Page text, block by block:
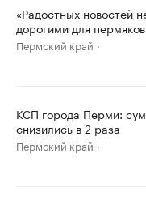
«Радостных новостей
дорогими для пермяков
Пермский край
КСП города Перми:
снизились в 2 раза
Пермский край